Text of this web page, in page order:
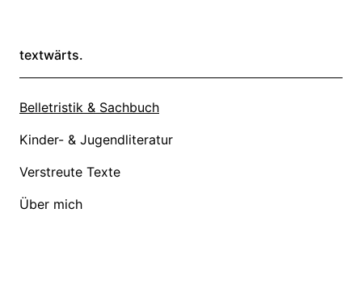
textwärts.
Belletristik & Sachbuch
Kinder- & Jugendliteratur
Verstreute Texte
Über mich